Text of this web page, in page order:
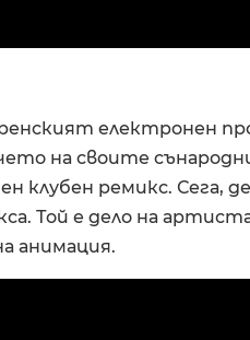
електронен
на своите
клубен ремикс. Сега,
Той е дело на
анимация.